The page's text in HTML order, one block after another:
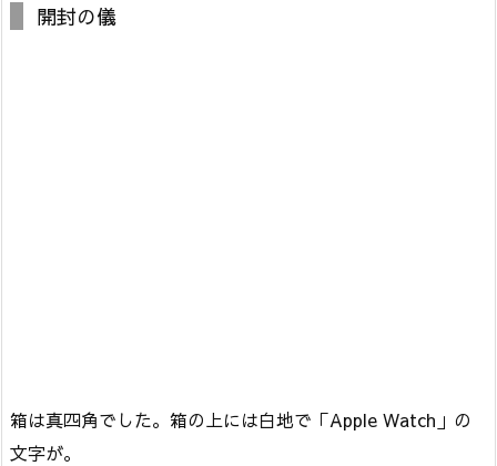
開封の儀
箱は真四角でした。箱の上には白地で「Apple Watch」の
文字が。